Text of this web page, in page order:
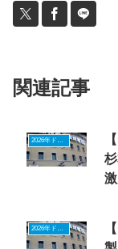
関連記事
2026年ドラフトニュース